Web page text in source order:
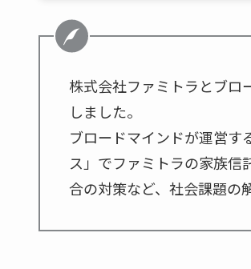
株式会社ファミトラとブロ
しました。
ブロードマインドが運営す
ス」でファミトラの家族信
合の対策など、社会課題の